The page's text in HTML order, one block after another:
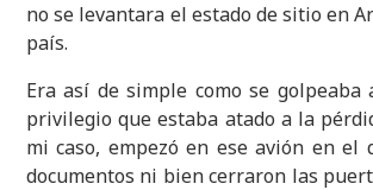
no se levantara el estado de sitio en
país.
Era así de simple como se
privilegio que estaba atado a la
mi caso, empezó en ese avión en
documentos ni bien cerraron las